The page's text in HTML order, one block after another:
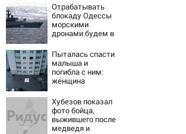
Отрабатывать
блокаду Одессы
морскими
дронами будем в
дальше
забраться
адмиралы не
пробовали?
Пыталась спасти
малыша и
погибла с ним:
женщина
насмерть на
глазах у детей
06/08/2026 –
Новости
Хубезов показал
фото бойца,
выжившего после
медведя и